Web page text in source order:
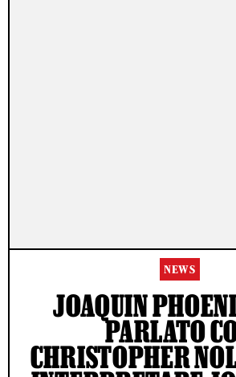
NEWS
JOAQUIN
PARLATO
CHRISTOPHER